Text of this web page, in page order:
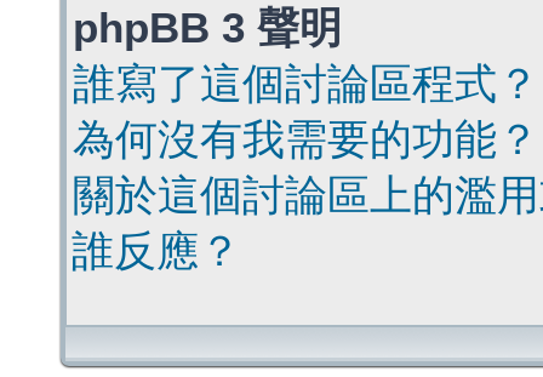
phpBB 3 聲明
誰寫了這個討論區程式？
為何沒有我需要的功能？
關於這個討論區上的濫
誰反應？